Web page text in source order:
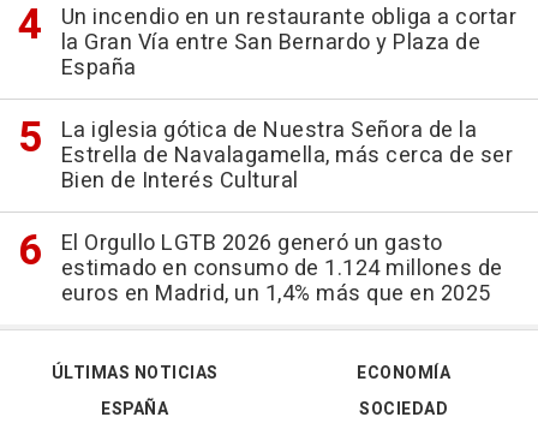
Un incendio en un restaurante obliga a cortar
la Gran Vía entre San Bernardo y Plaza de
España
La iglesia gótica de Nuestra Señora de la
Estrella de Navalagamella, más cerca de ser
Bien de Interés Cultural
El Orgullo LGTB 2026 generó un gasto
estimado en consumo de 1.124 millones de
euros en Madrid, un 1,4% más que en 2025
ÚLTIMAS NOTICIAS
ESPAÑA
ECONOMÍA
SOCIEDAD